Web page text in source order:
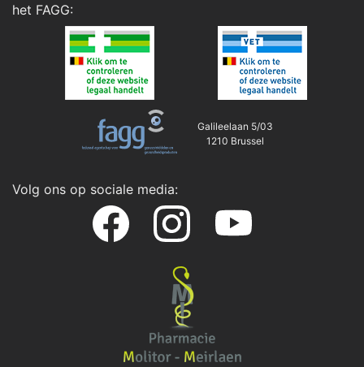
het FAGG:
Galileelaan 5/03
1210 Brussel
Volg ons op sociale media: